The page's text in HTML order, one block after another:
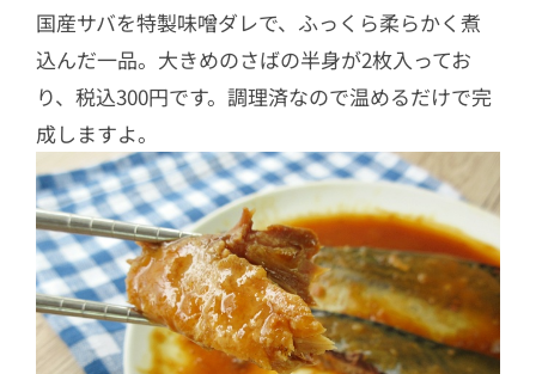
国産サバを特製味噌ダレで、ふっくら柔らかく煮
込んだ一品。大きめのさばの半身が2枚入ってお
り、税込300円です。調理済なので温めるだけで完
成しますよ。